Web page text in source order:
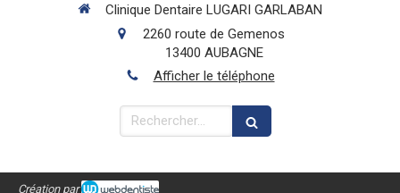
Clinique Dentaire LUGARI GARLABAN
2260 route de Gemenos
13400 AUBAGNE
Afficher le téléphone
Rechercher
Création par